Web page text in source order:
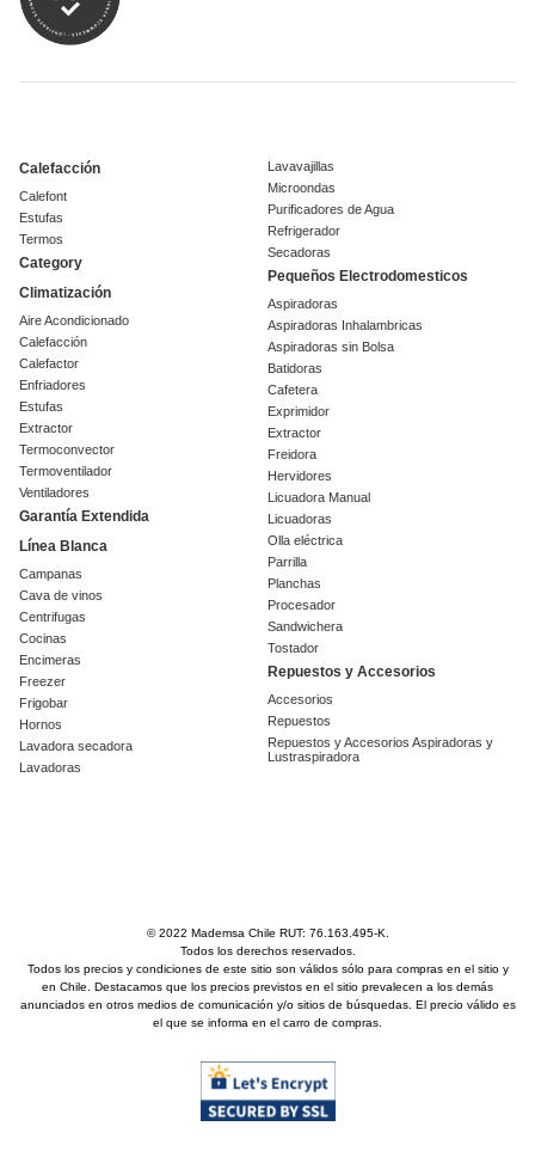
Calefacción
Calefont
Estufas
Termos
Category
Climatización
Aire Acondicionado
Calefacción
Calefactor
Enfriadores
Estufas
Extractor
Termoconvector
Termoventilador
Ventiladores
Garantía Extendida
Línea Blanca
Campanas
Cava de vinos
Centrifugas
Cocinas
Encimeras
Freezer
Frigobar
Hornos
Lavadora secadora
Lavadoras
Lavavajillas
Microondas
Purificadores de Agua
Refrigerador
Secadoras
Pequeños Electrodomesticos
Aspiradoras
Aspiradoras Inhalambricas
Aspiradoras sin Bolsa
Batidoras
Cafetera
Exprimidor
Extractor
Freidora
Hervidores
Licuadora Manual
Licuadoras
Olla eléctrica
Parrilla
Planchas
Procesador
Sandwichera
Tostador
Repuestos y Accesorios
Accesorios
Repuestos
Repuestos y Accesorios Aspiradoras y
Lustraspiradora
© 2022 Mademsa Chile RUT: 76.163.495-K.
Todos los derechos reservados.
Todos los precios y condiciones de este sitio son válidos sólo para compras en el sitio y
en Chile. Destacamos que los precios previstos en el sitio prevalecen a los demás
anunciados en otros medios de comunicación y/o sitios de búsquedas. El precio válido es
el que se informa en el carro de compras.